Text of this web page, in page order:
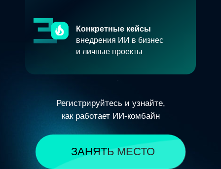
Регистрируйтесь и узнайте,
как работает ИИ-комбайн
ЗАНЯТЬ МЕСТО
Конкретные кейсы
внедрения ИИ в бизнес
и личные проекты